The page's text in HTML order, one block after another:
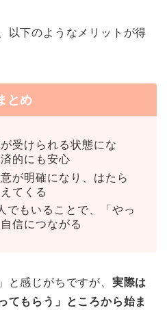
以下のようなメリットが得
とめ
受けられる状態にな
的にも安心
が明確になり、はたら
てくる
でもいることで、「やっ
信につながる
と感じがちですが、 実際は
てもらう」ところから始ま